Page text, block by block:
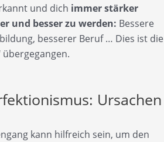
und dich immer stärker
und besser zu werden: Bessere
besserer Beruf … Dies ist die
übergegangen.
Ursachen
kann hilfreich sein, um den